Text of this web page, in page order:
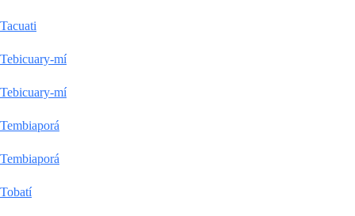
Tacuati
Tebicuary-mí
Tebicuary-mí
Tembiaporá
Tembiaporá
Tobatí